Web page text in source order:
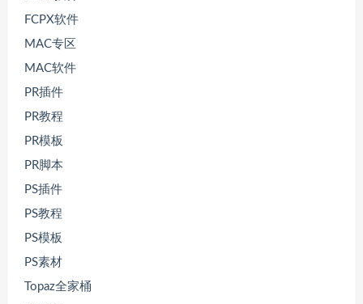
FCPX软件
MAC专区
MAC软件
PR插件
PR教程
PR模板
PR脚本
PS插件
PS教程
PS模板
PS素材
Topaz全家桶